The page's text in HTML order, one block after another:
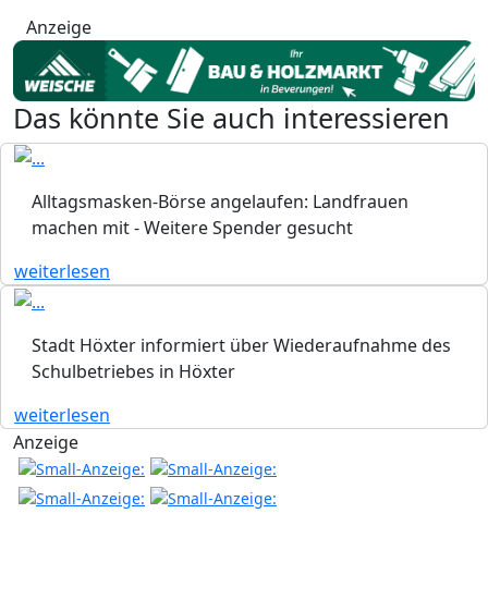
Anzeige
Das könnte Sie auch interessieren
Alltagsmasken-Börse angelaufen: Landfrauen
machen mit - Weitere Spender gesucht
weiterlesen
Stadt Höxter informiert über Wiederaufnahme des
Schulbetriebes in Höxter
weiterlesen
Anzeige